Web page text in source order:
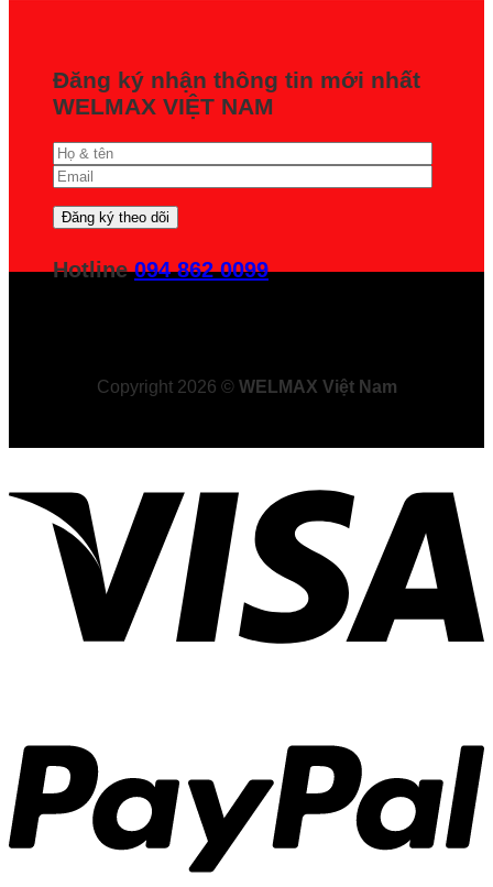
Đăng ký nhận thông tin mới nhất
WELMAX VIỆT NAM
Hotline 094 862 0099
Copyright 2026 © WELMAX Việt Nam